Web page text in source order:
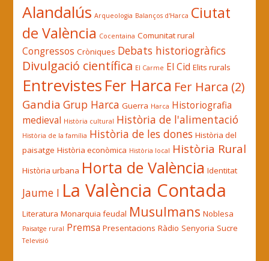
Alandalús Arqueologia Balanços d'Harca Ciutat
de València Cocentaina Comunitat rural
Congressos Cròniques Debats historiogràfics
Divulgació científica El Carme El Cid Elits rurals
Entrevistes Fer Harca Fer Harca (2)
Gandia Grup Harca Guerra Harca Historiografia
medieval Història cultural Història de l'alimentació
Història de la família Història de les dones Història del
paisatge Història econòmica Història local Història Rural
Història urbana Horta de València Identitat
Jaume I La València Contada
Literatura Monarquia feudal Musulmans Noblesa
Paisatge rural Premsa Presentacions Ràdio Senyoria Sucre
Televisió